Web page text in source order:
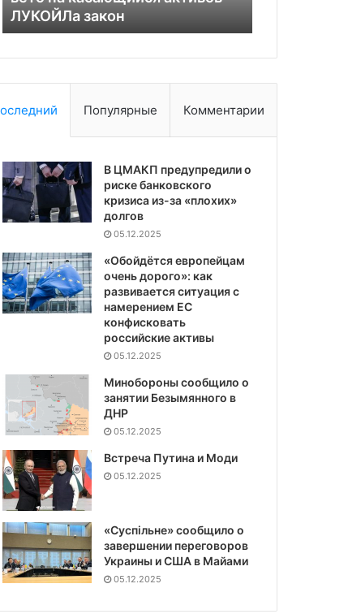
аэропорту
Популярные Комментарии
В ЦМАКП предупредили о
риске банковского
кризиса из-за «плохих»
долгов
05.12.2025
«Обойдётся европейцам
очень дорого»: как
развивается ситуация с
намерением ЕС
конфисковать
российские активы
05.12.2025
Минобороны сообщило о
занятии Безымянного в
ДНР
05.12.2025
Встреча Путина и Моди
05.12.2025
«Суспiльне» сообщило о
завершении переговоров
Украины и США в Майами
05.12.2025